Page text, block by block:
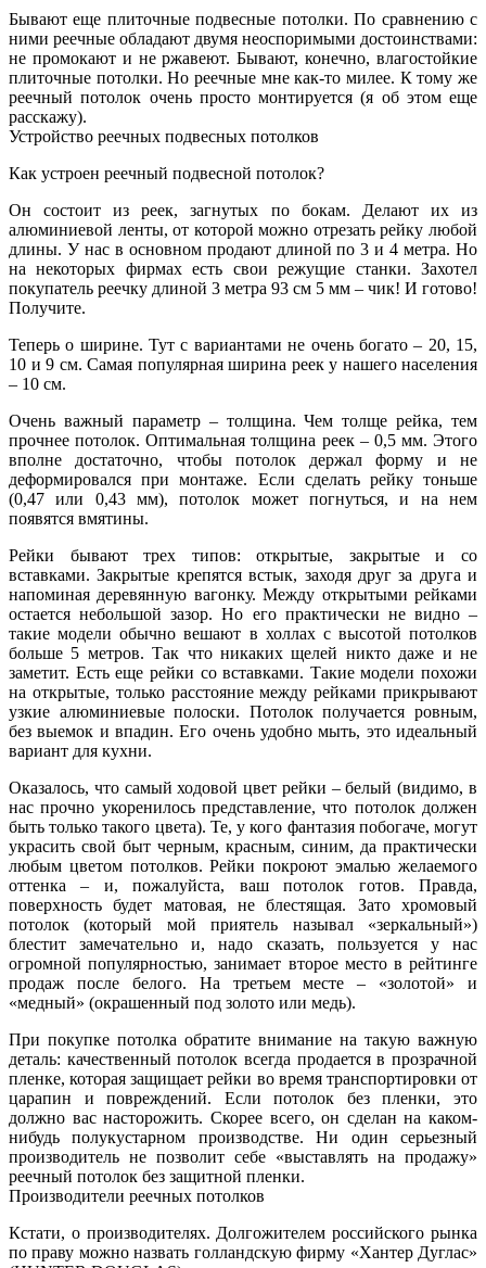
Бывают еще плиточные подвесные потолки. По сравнению с
ними реечные обладают двумя неоспоримыми достоинствами:
не промокают и не ржавеют. Бывают, конечно, влагостойкие
плиточные потолки. Но реечные мне как-то милее. К тому же
реечный потолок очень просто монтируется (я об этом еще
расскажу).
Устройство реечных подвесных потолков
Как устроен реечный подвесной потолок?
Он состоит из реек, загнутых по бокам. Делают их из
алюминиевой ленты, от которой можно отрезать рейку любой
длины. У нас в основном продают длиной по 3 и 4 метра. Но
на некоторых фирмах есть свои режущие станки. Захотел
покупатель реечку длиной 3 метра 93 см 5 мм – чик! И готово!
Получите.
Теперь о ширине. Тут с вариантами не очень богато – 20, 15,
10 и 9 см. Самая популярная ширина реек у нашего населения
– 10 см.
Очень важный параметр – толщина. Чем толще рейка, тем
прочнее потолок. Оптимальная толщина реек – 0,5 мм. Этого
вполне достаточно, чтобы потолок держал форму и не
деформировался при монтаже. Если сделать рейку тоньше
(0,47 или 0,43 мм), потолок может погнуться, и на нем
появятся вмятины.
Рейки бывают трех типов: открытые, закрытые и со
вставками. Закрытые крепятся встык, заходя друг за друга и
напоминая деревянную вагонку. Между открытыми рейками
остается небольшой зазор. Но его практически не видно –
такие модели обычно вешают в холлах с высотой потолков
больше 5 метров. Так что никаких щелей никто даже и не
заметит. Есть еще рейки со вставками. Такие модели похожи
на открытые, только расстояние между рейками прикрывают
узкие алюминиевые полоски. Потолок получается ровным,
без выемок и впадин. Его очень удобно мыть, это идеальный
вариант для кухни.
Оказалось, что самый ходовой цвет рейки – белый (видимо, в
нас прочно укоренилось представление, что потолок должен
быть только такого цвета). Те, у кого фантазия побогаче, могут
украсить свой быт черным, красным, синим, да практически
любым цветом потолков. Рейки покроют эмалью желаемого
оттенка – и, пожалуйста, ваш потолок готов. Правда,
поверхность будет матовая, не блестящая. Зато хромовый
потолок (который мой приятель называл «зеркальный»)
блестит замечательно и, надо сказать, пользуется у нас
огромной популярностью, занимает второе место в рейтинге
продаж после белого. На третьем месте – «золотой» и
«медный» (окрашенный под золото или медь).
При покупке потолка обратите внимание на такую важную
деталь: качественный потолок всегда продается в прозрачной
пленке, которая защищает рейки во время транспортировки от
царапин и повреждений. Если потолок без пленки, это
должно вас насторожить. Скорее всего, он сделан на каком-
нибудь полукустарном производстве. Ни один серьезный
производитель не позволит себе «выставлять на продажу»
реечный потолок без защитной пленки.
Производители реечных потолков
Кстати, о производителях. Долгожителем российского рынка
по праву можно назвать голландскую фирму «Хантер Дуглас»